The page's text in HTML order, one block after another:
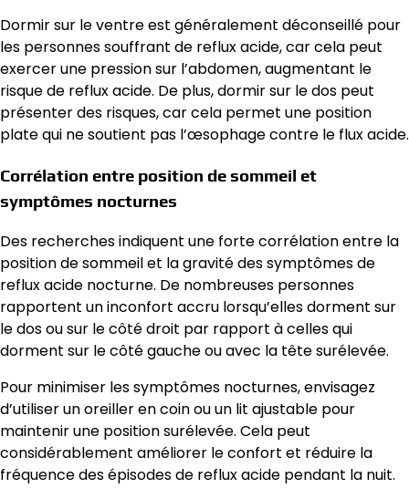
Dormir sur le ventre est généralement déconseillé pour
les personnes souffrant de reflux acide, car cela peut
exercer une pression sur l’abdomen, augmentant le
risque de reflux acide. De plus, dormir sur le dos peut
présenter des risques, car cela permet une position
plate qui ne soutient pas l’œsophage contre le flux acide.
Corrélation entre position de sommeil et
symptômes nocturnes
Des recherches indiquent une forte corrélation entre la
position de sommeil et la gravité des symptômes de
reflux acide nocturne. De nombreuses personnes
rapportent un inconfort accru lorsqu’elles dorment sur
le dos ou sur le côté droit par rapport à celles qui
dorment sur le côté gauche ou avec la tête surélevée.
Pour minimiser les symptômes nocturnes, envisagez
d’utiliser un oreiller en coin ou un lit ajustable pour
maintenir une position surélevée. Cela peut
considérablement améliorer le confort et réduire la
fréquence des épisodes de reflux acide pendant la nuit.